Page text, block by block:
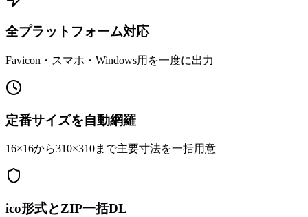
全プラットフォーム対応
Favicon・スマホ・Windows用を一度に出力
定番サイズを自動網羅
16×16から310×310まで主要寸法を一括用意
ico形式とZIP一括DL